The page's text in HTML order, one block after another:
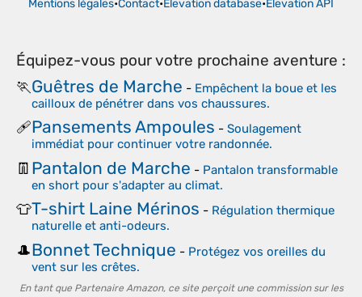
Mentions légales•Contact•Elevation database•Elevation API
Équipez-vous pour votre prochaine aventure :
🏃Guêtres de Marche - Empêchent la boue et les
cailloux de pénétrer dans vos chaussures.
🩹Pansements Ampoules - Soulagement
immédiat pour continuer votre randonnée.
👖 Pantalon de Marche - Pantalon transformable
en short pour s'adapter au climat.
👕T-shirt Laine Mérinos - Régulation thermique
naturelle et anti-odeurs.
🎩Bonnet Technique - Protégez vos oreilles du
vent sur les crêtes.
En tant que Partenaire Amazon, ce site perçoit une commission sur les